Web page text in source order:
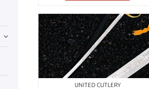
UNITED CUTLERY